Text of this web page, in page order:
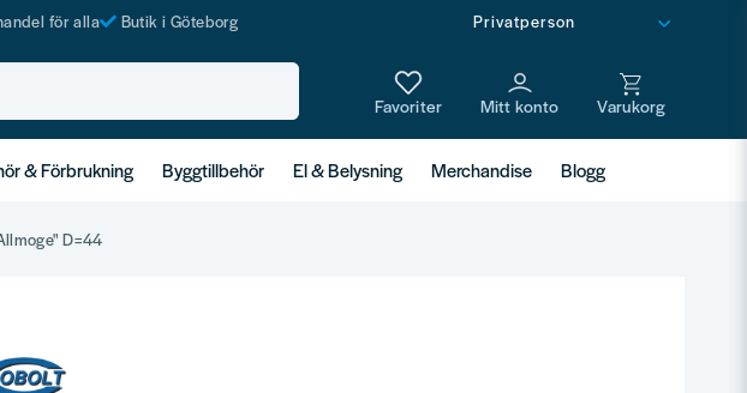
för alla Butik i Göteborg
& Förbrukning Byggtillbehör El & Belysning Merchandise Blogg
D=44